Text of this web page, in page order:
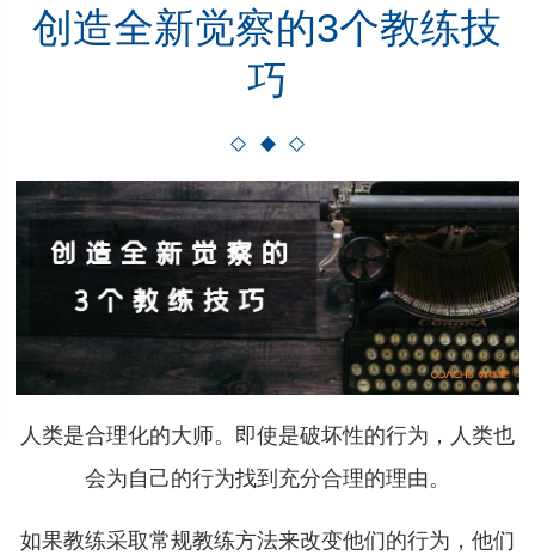
创造全新觉察的3个教练技
巧
人类是合理化的大师。即使是破坏性的行为，人类也
会为自己的行为找到充分合理的理由。
如果教练采取常规教练方法来改变他们的行为，他们